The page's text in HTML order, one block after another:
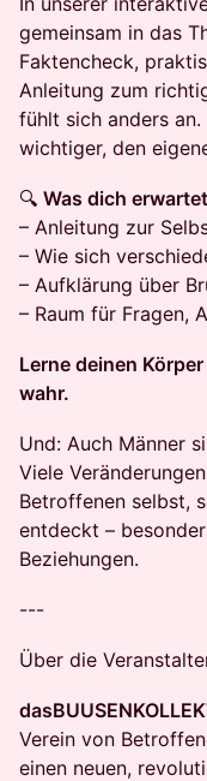
gemeinsam in das
Faktencheck,
Anleitung zum
fühlt sich anders
wichtiger, den
🔍 Was dich
– Anleitung zur
– Wie sich
– Aufklärung über
– Raum für Fragen,
Lerne deinen
wahr.
Und: Auch Männer
Viele
Betroffenen selbst,
entdeckt –
Beziehungen.
---
Über die
Verein von
einen neuen,